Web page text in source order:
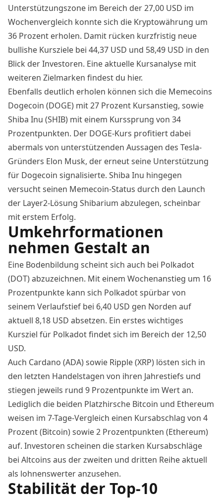
Unterstützungszone im Bereich der 27,00 USD im
Wochenvergleich konnte sich die Kryptowährung um
36 Prozent erholen. Damit rücken kurzfristig neue
bullishe Kursziele bei 44,37 USD und 58,49 USD in den
Blick der Investoren. Eine aktuelle Kursanalyse mit
weiteren Zielmarken findest du hier.
Ebenfalls deutlich erholen können sich die Memecoins
Dogecoin (DOGE) mit 27 Prozent Kursanstieg, sowie
Shiba Inu (SHIB) mit einem Kurssprung von 34
Prozentpunkten. Der DOGE-Kurs profitiert dabei
abermals von unterstützenden Aussagen des Tesla-
Gründers Elon Musk, der erneut seine Unterstützung
für Dogecoin signalisierte. Shiba Inu hingegen
versucht seinen Memecoin-Status durch den Launch
der Layer2-Lösung Shibarium abzulegen, scheinbar
mit erstem Erfolg.
Umkehrformationen
nehmen Gestalt an
Eine Bodenbildung scheint sich auch bei Polkadot
(DOT) abzuzeichnen. Mit einem Wochenanstieg um 16
Prozentpunkte kann sich Polkadot spürbar von
seinem Verlaufstief bei 6,40 USD gen Norden auf
aktuell 8,18 USD absetzen. Ein erstes wichtiges
Kursziel für Polkadot findet sich im Bereich der 12,50
USD.
Auch Cardano (ADA) sowie Ripple (XRP) lösten sich in
den letzten Handelstagen von ihren Jahrestiefs und
stiegen jeweils rund 9 Prozentpunkte im Wert an.
Lediglich die beiden Platzhirsche Bitcoin und Ethereum
weisen im 7-Tage-Vergleich einen Kursabschlag von 4
Prozent (Bitcoin) sowie 2 Prozentpunkten (Ethereum)
auf. Investoren scheinen die starken Kursabschläge
bei Altcoins aus der zweiten und dritten Reihe aktuell
als lohnenswerter anzusehen.
Stabilität der Top-10